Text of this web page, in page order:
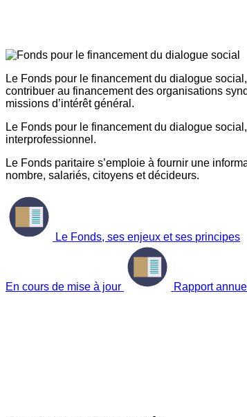
Le Fonds pour le financement du dialogue
contribuer au financement des organisations
missions d’intérêt général.
Le Fonds pour le financement du dialogue
interprofessionnel.
Le Fonds paritaire s’emploie à fournir une
nombre, salariés, citoyens et décideurs.
Le Fonds, ses enjeux et ses principes
En cours de mise à jour Rapport